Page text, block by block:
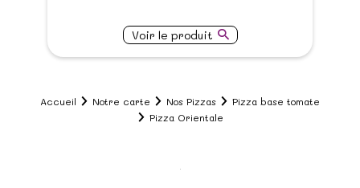
Voir le produit
Accueil Notre carte Nos Pizzas
Pizza base tomate
Pizza Orientale